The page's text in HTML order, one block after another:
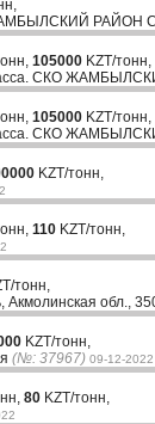
105000 KZT/тонн,
СКО
105000 KZT/тонн,
СКО
KZT/тонн,
110 KZT/тонн,
тонн,
Акмолинская обл.,
KZT/тонн,
(№: 37967) 09-12-2022
80 KZT/тонн,